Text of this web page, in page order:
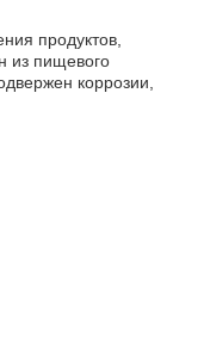
продуктов,
из пищевого
коррозии,